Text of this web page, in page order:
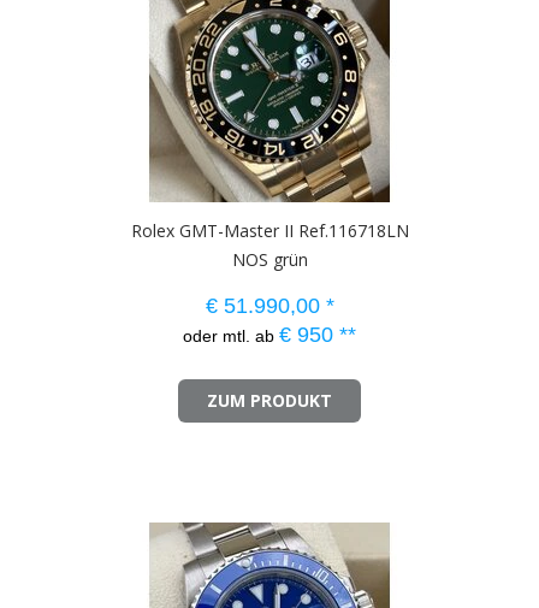
Rolex GMT-Master II Ref.116718LN
NOS grün
€51.990,00 *
oder mtl. ab € 950 **
ZUM PRODUKT